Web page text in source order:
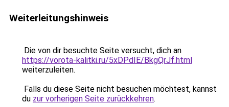
Weiterleitungshinweis
Die von dir besuchte Seite versucht, dich an
https://vorota-kalitki.ru/5xDPdIE/BkgQrJf.html
weiterzuleiten.
Falls du diese Seite nicht besuchen möchtest, kannst
du zur vorherigen Seite zurückkehren.